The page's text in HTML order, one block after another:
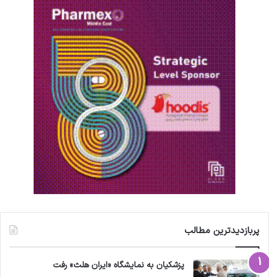
پربازدیدترین مطالب
پزشکیان به نمایشگاه «ایران هلث» رفت